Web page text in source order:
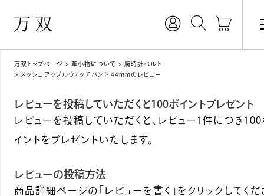
万双トップページ 革小物について
腕時計ベルト
メッシュ アップルウォッチバンド 44mmのレビュー
レビューを投稿していただくと100ポイントプレゼント
レビューを投稿していただくと、レビュー1件につき
イントをプレゼントいたします。
レビューの投稿方法
商品詳細ページの「レビューを書く」をクリックしてくだ